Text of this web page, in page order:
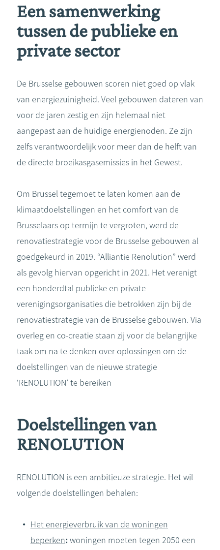
Een samenwerking
tussen de publieke en
private sector
De Brusselse gebouwen scoren niet goed op vlak
van energiezuinigheid. Veel gebouwen dateren van
voor de jaren zestig en zijn helemaal niet
aangepast aan de huidige energienoden. Ze zijn
zelfs verantwoordelijk voor meer dan de helft van
de directe broeikasgasemissies in het Gewest.
Om Brussel tegemoet te laten komen aan de
klimaatdoelstellingen en het comfort van de
Brusselaars op termijn te vergroten, werd de
renovatiestrategie voor de Brusselse gebouwen al
goedgekeurd in 2019. “Alliantie Renolution” werd
als gevolg hiervan opgericht in 2021. Het verenigt
een honderdtal publieke en private
verenigingsorganisaties die betrokken zijn bij de
renovatiestrategie van de Brusselse gebouwen. Via
overleg en co-creatie staan zij voor de belangrijke
taak om na te denken over oplossingen om de
doelstellingen van de nieuwe strategie
‘RENOLUTION’ te bereiken
Doelstellingen van
RENOLUTION
RENOLUTION is een ambitieuze strategie. Het wil
volgende doelstellingen behalen:
Het energieverbruik van de woningen
beperken: woningen moeten tegen 2050 een